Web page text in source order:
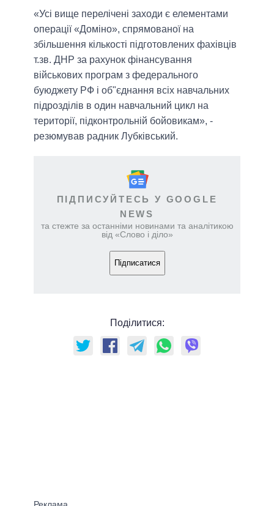
«Усі вище перелічені заходи є елементами
операції «Доміно», спрямованої на
збільшення кількості підготовлених фахівців
т.зв. ДНР за рахунок фінансування
військових програм з федерального
буюджету РФ і об"єднання всіх навчальних
підрозділів в один навчальний цикл на
території, підконтрольній бойовикам», -
резюмував радник Лубківський.
ПІДПИСУЙТЕСЬ У GOOGLE
NEWS
та стежте за останніми новинами та аналітикою
від «Слово і діло»
Підписатися
Поділитися: